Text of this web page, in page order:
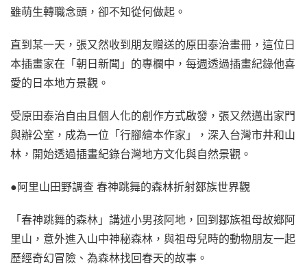
雖萌生轉職念頭，卻不知從何做起。
直到某一天，張又然收到朋友贈送的原田泰治畫冊，這位日
本插畫家在「朝日新聞」的專欄中，每週透過插畫紀錄他喜
愛的日本地方景觀。
受原田泰治自由且個人化的創作方式啟發，張又然邁出家門
與辦公室，成為一位「行腳繪本作家」，深入台灣市井和山
林，開始透過插畫紀錄台灣地方文化與自然景觀。
●阿里山田野調查 春神跳舞的森林折射鄒族世界觀
「春神跳舞的森林」講述小男孩阿地，回到鄒族祖母故鄉阿
里山，意外進入山中神秘森林，與祖母兒時的動物朋友一起
歷經奇幻冒險、為森林找回春天的故事。